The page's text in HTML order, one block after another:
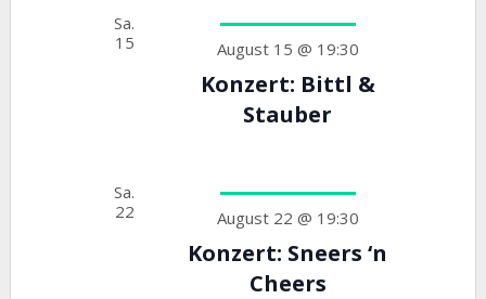
Sa.
15
Konzert: Bittl &
Stauber
August 15 @ 19:30
Sa.
22
Konzert: Sneers ‘n
Cheers
August 22 @ 19:30